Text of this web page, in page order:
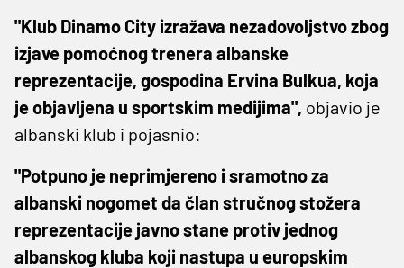
"Klub Dinamo City izražava nezadovoljstvo zbog
izjave pomoćnog trenera albanske
reprezentacije, gospodina Ervina Bulkua, koja
je objavljena u sportskim medijima", objavio je
albanski klub i pojasnio:
"Potpuno je neprimjereno i sramotno za
albanski nogomet da član stručnog stožera
reprezentacije javno stane protiv jednog
albanskog kluba koji nastupa u europskim